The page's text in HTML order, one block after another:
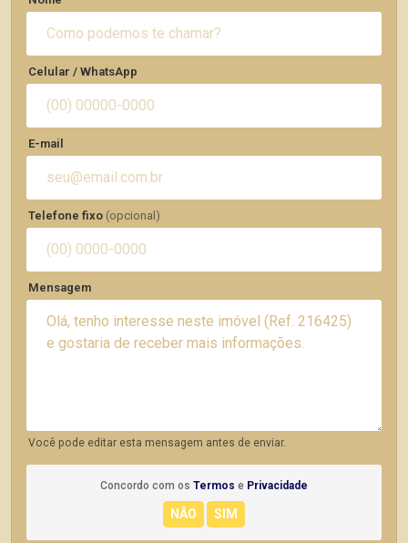
Celular / WhatsApp
E-mail
Telefone fixo (opcional)
Mensagem
Você pode editar esta mensagem antes de enviar.
Concordo com os Termos e Privacidade